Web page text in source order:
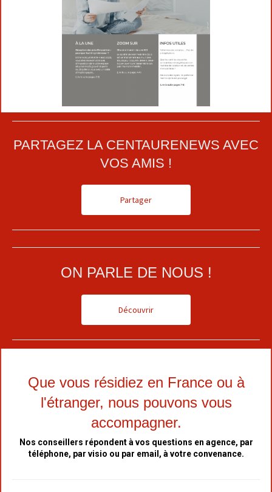
PARTAGEZ LA CENTAURENEWS AVEC
VOS AMIS !
Partager
ON PARLE DE NOUS !
Découvrir
Que vous résidiez en France ou à
l'étranger, nous pouvons vous
accompagner.
Nos conseillers répondent à vos questions en agence, par
téléphone, par visio ou par email, à votre convenance.